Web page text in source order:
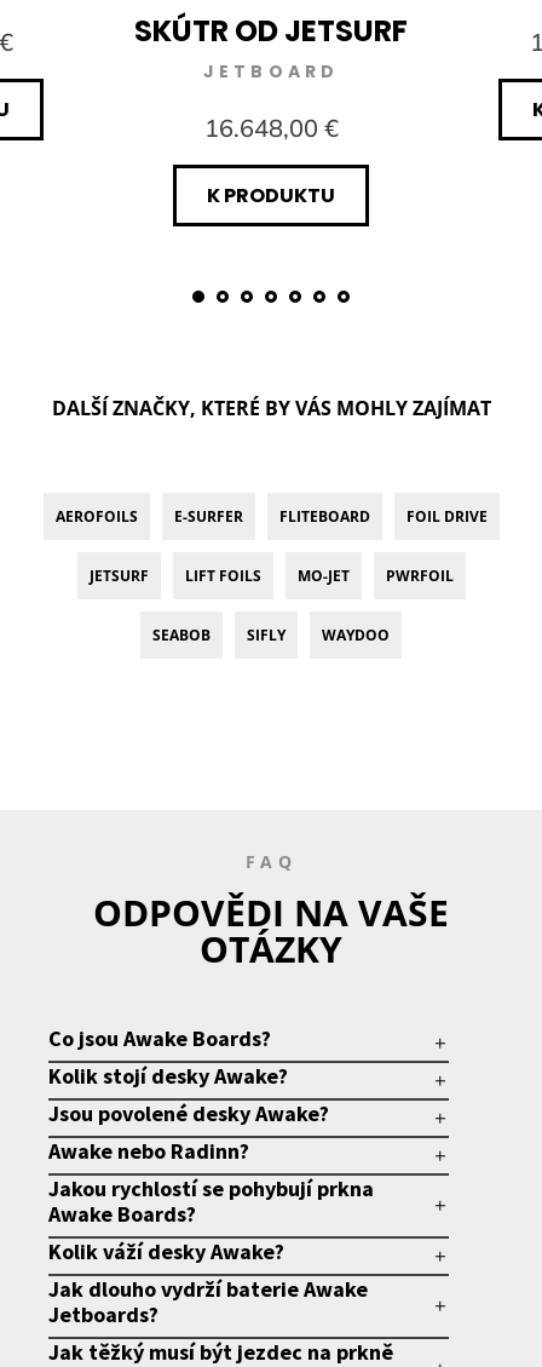
SKÚTR OD JETSURF
JETBOARD
16.648,00 €
K PRODUKTU
DALŠÍ ZNAČKY, KTERÉ BY VÁS MOHLY ZAJÍMAT
AEROFOILS E-SURFER FLITEBOARD FOIL DRIVE
JETSURF LIFT FOILS MO-JET PWRFOIL
SEABOB SIFLY WAYDOO
FAQ
ODPOVĚDI NA VAŠE
OTÁZKY
Co jsou Awake Boards?
Kolik stojí desky Awake?
Jsou povolené desky Awake?
Awake nebo Radinn?
Jakou rychlostí se pohybují prkna
Awake Boards?
Kolik váží desky Awake?
Jak dlouho vydrží baterie Awake
Jetboards?
Jak těžký musí být jezdec na prkně